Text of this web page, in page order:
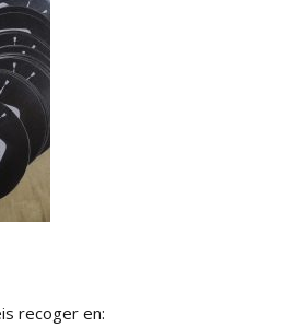
recoger en: